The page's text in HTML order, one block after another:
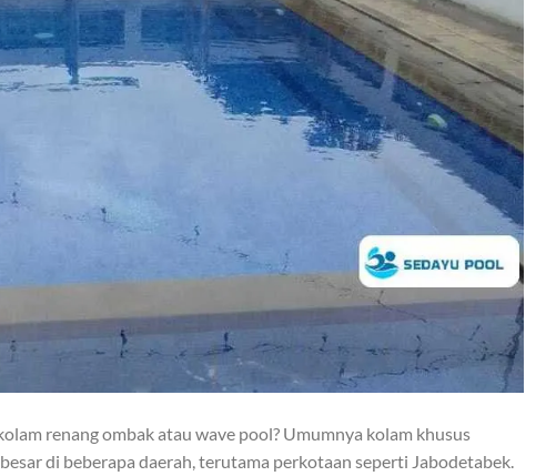
renang ombak atau wave pool? Umumnya kolam khusus
di beberapa daerah, terutama perkotaan seperti Jabodetabek.